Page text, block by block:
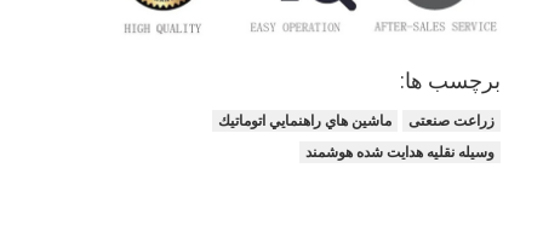
برچسب ها:
زراعت صنعتی
ماشين هاي راهنمايي اتوماتيك
وسیله نقلیه هدایت شده هوشمند